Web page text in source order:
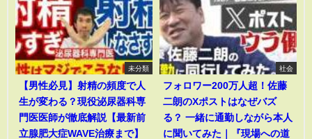
未分類
【男性必見】射精の頻度で人
生が変わる？現役泌尿器科専
門医医師が徹底解説【最新前
立腺肥大症WAVE治療まで】
社会
フォロワー200万人超！佐藤
二朗のXポストはなぜバズ
る？ 一緒に通勤しながら本人
に聞いてみた｜『現場への道